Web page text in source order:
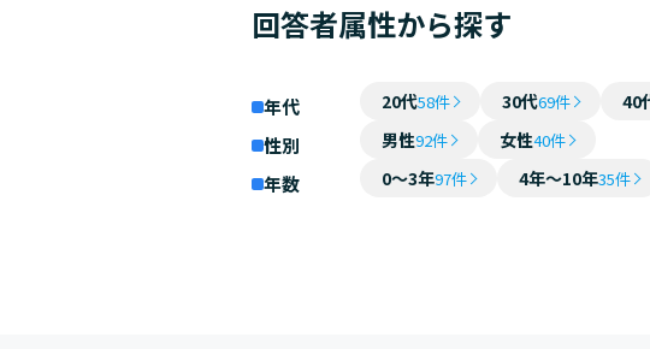
回答者属性から探す
年代 20代58件 30代69件 40
性別 男性92件 女性40件
年数 0～3年97件 4年～10年35件